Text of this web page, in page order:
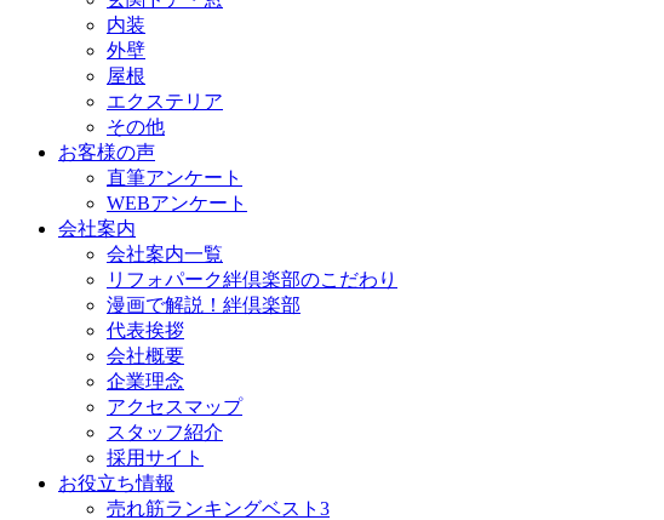
内装
外壁
屋根
エクステリア
その他
お客様の声
直筆アンケート
WEBアンケート
会社案内
会社案内一覧
リフォパーク絆倶楽部のこだわり
漫画で解説！絆倶楽部
代表挨拶
会社概要
企業理念
アクセスマップ
スタッフ紹介
採用サイト
お役立ち情報
売れ筋ランキングベスト3